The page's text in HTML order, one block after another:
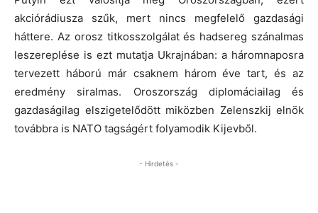
akciórádiusza szűk, mert nincs megfelelő gazdasági
háttere. Az orosz titkosszolgálat és hadsereg szánalmas
leszereplése is ezt mutatja Ukrajnában: a háromnaposra
tervezett háború már csaknem három éve tart, és az
eredmény siralmas. Oroszország diplomáciailag és
gazdaságilag elszigetelődött miközben Zelenszkij elnök
továbbra is NATO tagságért folyamodik Kijevből.
- Hirdetés -